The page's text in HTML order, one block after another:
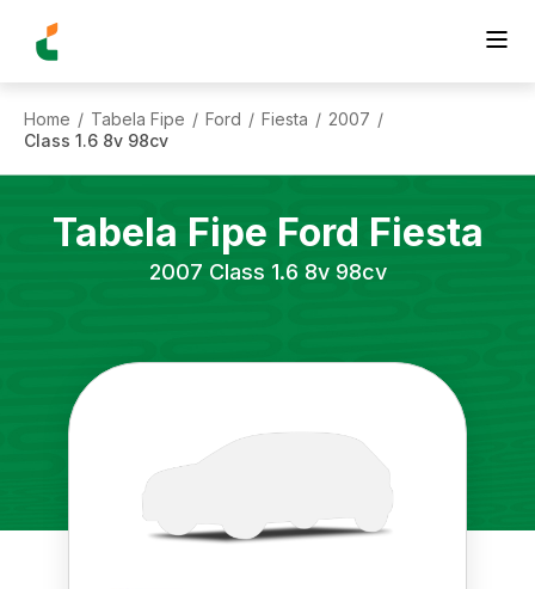
Home / Tabela Fipe / Ford / Fiesta / 2007 /
Class 1.6 8v 98cv
Tabela Fipe Ford Fiesta
2007 Class 1.6 8v 98cv